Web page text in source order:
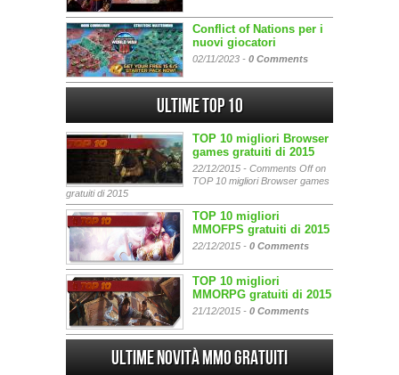
Conflict of Nations per i
nuovi giocatori
02/11/2023 - 0 Comments
Ultime Top 10
TOP 10 migliori Browser
games gratuiti di 2015
22/12/2015 - Comments Offon
TOP 10 migliori Browser games
gratuiti di 2015
TOP 10 migliori
MMOFPS gratuiti di 2015
22/12/2015 - 0 Comments
TOP 10 migliori
MMORPG gratuiti di 2015
21/12/2015 - 0 Comments
Ultime Novità MMO gratuiti